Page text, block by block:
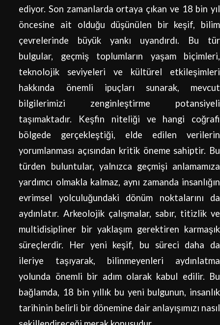
ediyor. Son zamanlarda ortaya çıkan ve 18 bin yıl
öncesine ait olduğu düşünülen bir keşif, bilim
çevrelerinde büyük yankı uyandırdı. Bu tür
bulgular, geçmiş toplumların yaşam biçimleri,
teknolojik seviyeleri ve kültürel etkileşimleri
hakkında önemli ipuçları sunarak, mevcut
bilgilerimizi zenginleştirme potansiyeli
taşımaktadır. Keşfin niteliği ve hangi coğrafi
bölgede gerçekleştiği, elde edilen verilerin
yorumlanması açısından kritik öneme sahiptir. Bu
türden buluntular, yalnızca geçmişi anlamamıza
yardımcı olmakla kalmaz, aynı zamanda insanlığın
evrimsel yolculuğundaki dönüm noktalarını da
aydınlatır. Arkeolojik çalışmalar, sabır, titizlik ve
multidisipliner bir yaklaşım gerektiren karmaşık
süreçlerdir. Her yeni keşif, bu süreci daha da
ileriye taşıyarak, bilinmeyenleri aydınlatma
yolunda önemli bir adım olarak kabul edilir. Bu
bağlamda, 18 bin yıllık bu yeni bulgunun, insanlık
tarihinin belirli bir dönemine dair anlayışımızı nasıl